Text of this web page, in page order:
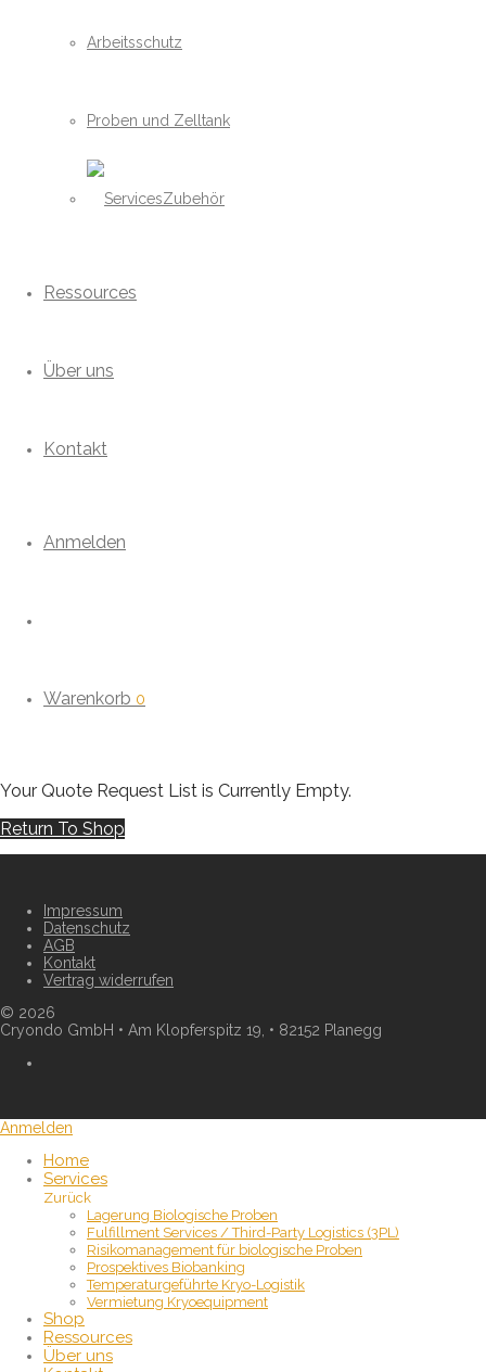
Arbeitsschutz
Proben und Zelltank
Zubehör
Ressources
Über uns
Kontakt
Anmelden
Warenkorb 0
Your Quote Request List is Currently Empty.
Return To Shop
Impressum
Datenschutz
AGB
Kontakt
Vertrag widerrufen
© 2026
Cryondo GmbH • Am Klopferspitz 19, • 82152 Planegg
Anmelden
Home
Services
Zurück
Lagerung Biologische Proben
Fulfillment Services / Third-Party Logistics (3PL)
Risikomanagement für biologische Proben
Prospektives Biobanking
Temperaturgeführte Kryo-Logistik
Vermietung Kryoequipment
Shop
Ressources
Über uns